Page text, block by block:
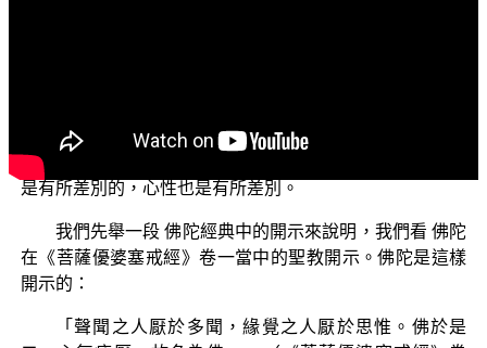
上，來說大乘菩提與二乘菩提的差別。也就是說，大乘菩
提與二乘菩提，對於思惟上面來說，是有所不同的，內容
是有所差別的，心性也是有所差別。
我們先舉一段 佛陀經典中的開示來說明，我們看 佛陀
在《菩薩優婆塞戒經》卷一當中的聖教開示。佛陀是這樣
開示的：
「聲聞之人厭於多聞，緣覺之人厭於思惟。佛於是